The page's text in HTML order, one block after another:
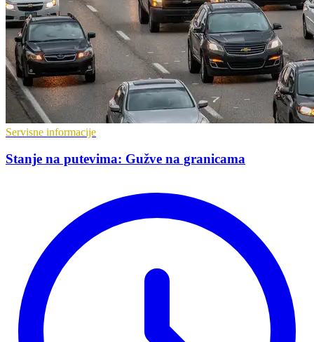
Servisne informacije
Stanje na putevima: Gužve na granicama